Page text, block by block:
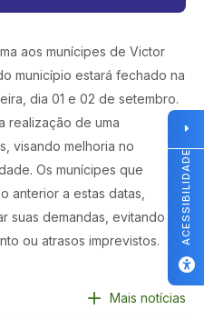
aos munícipes de Victor
município estará fechado na
dia 01 e 02 de setembro.
realização de uma
visando melhoria no
Os munícipes que
anterior a estas datas,
suas demandas, evitando
ou atrasos imprevistos.
Mais notícias
ACESSIBILIDADE